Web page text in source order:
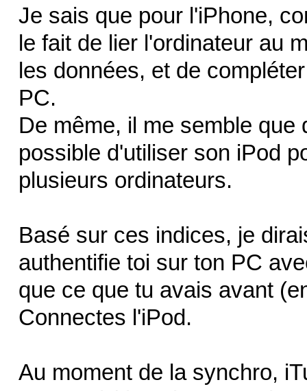
Je sais que pour l'iPhone,
le fait de lier l'ordinateur au
les données, et de
PC.
De même, il me semble
possible d'utiliser son iPod
plusieurs ordinateurs.
Basé sur ces indices, je
authentifie toi sur ton PC
que ce que tu avais avant
Connectes l'iPod.
Au moment de la synchro,